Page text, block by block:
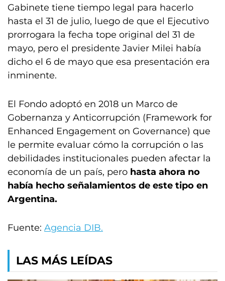
Gabinete tiene tiempo legal para hacerlo
hasta el 31 de julio, luego de que el Ejecutivo
prorrogara la fecha tope original del 31 de
mayo, pero el presidente Javier Milei había
dicho el 6 de mayo que esa presentación era
inminente.
El Fondo adoptó en 2018 un Marco de
Gobernanza y Anticorrupción (Framework for
Enhanced Engagement on Governance) que
le permite evaluar cómo la corrupción o las
debilidades institucionales pueden afectar la
economía de un país, pero hasta ahora no
había hecho señalamientos de este tipo en
Argentina.
Fuente: Agencia DIB.
LAS MÁS LEÍDAS